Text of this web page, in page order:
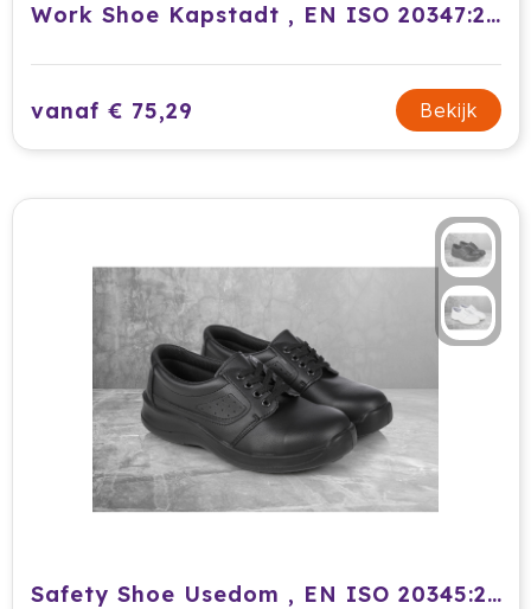
Work Shoe Kapstadt , EN ISO 20347:2012, OB-A-E-FO-SRC , 1 Pair / Pack
vanaf € 75,29 Bekijk
Safety Shoe Usedom , EN ISO 20345:2011, S1-SRC , 1 Pair / Pack